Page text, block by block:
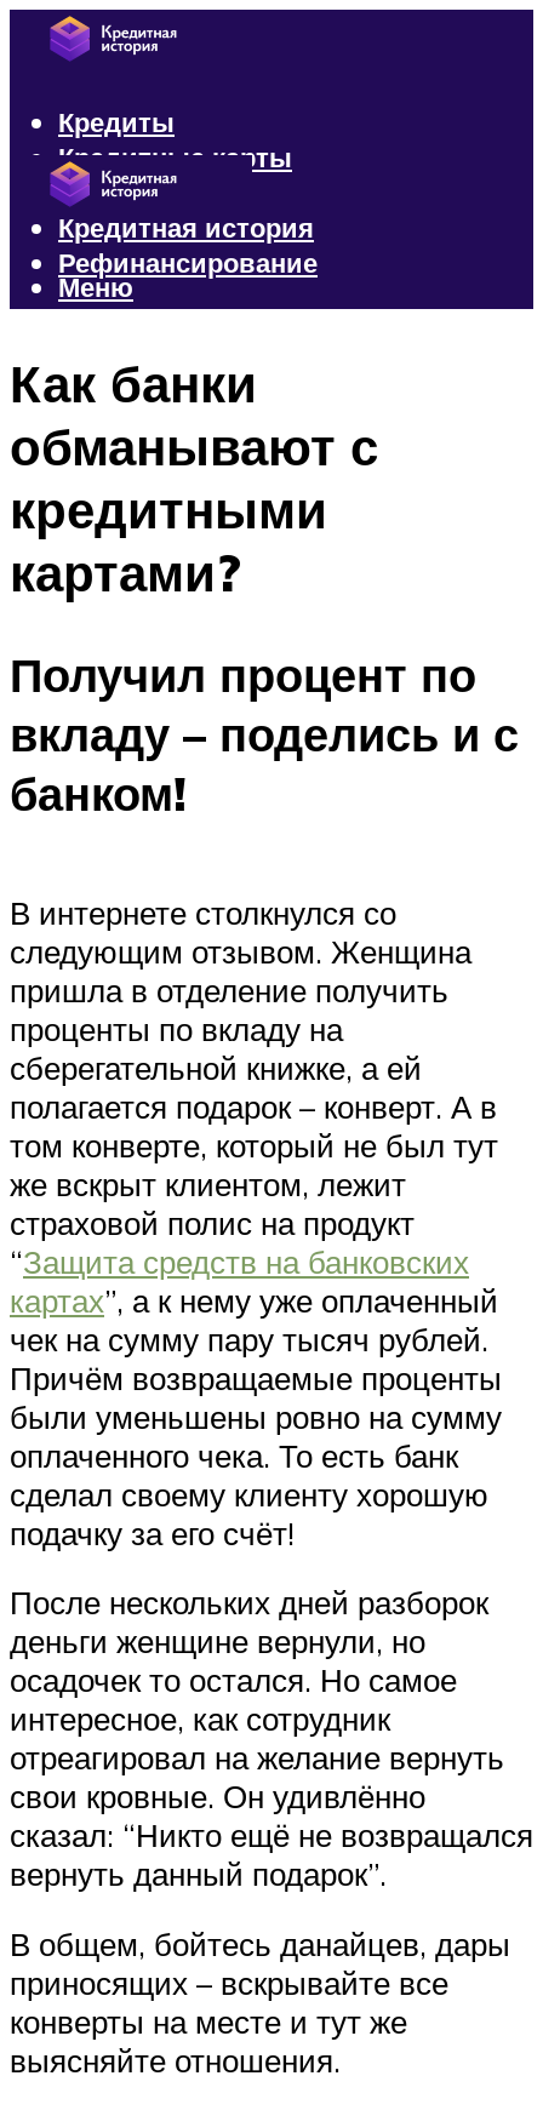
Кредиты
Кредитные карты
Микрозаймы
Кредитная история
Рефинансирование
Меню
Как банки
обманывают с
кредитными
картами?
Получил процент по
вкладу – поделись и с
банком!
В интернете столкнулся со
следующим отзывом. Женщина
пришла в отделение получить
проценты по вкладу на
сберегательной книжке, а ей
полагается подарок – конверт. А в
том конверте, который не был тут
же вскрыт клиентом, лежит
страховой полис на продукт
“Защита средств на банковских
картах”, а к нему уже оплаченный
чек на сумму пару тысяч рублей.
Причём возвращаемые проценты
были уменьшены ровно на сумму
оплаченного чека. То есть банк
сделал своему клиенту хорошую
подачку за его счёт!
После нескольких дней разборок
деньги женщине вернули, но
осадочек то остался. Но самое
интересное, как сотрудник
отреагировал на желание вернуть
свои кровные. Он удивлённо
сказал: “Никто ещё не возвращался
вернуть данный подарок”.
В общем, бойтесь данайцев, дары
приносящих – вскрывайте все
конверты на месте и тут же
выясняйте отношения.